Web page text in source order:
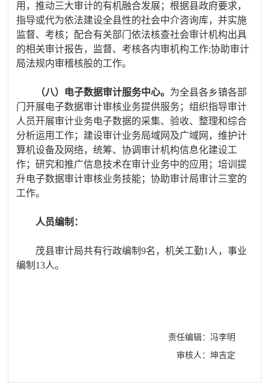
用，推动三大审计的有机融合发展；根据县政府要求，
指导或代为依法建设全县性的社会中介咨询库，并实施
监督、考核；配合有关部门依法核查社会审计机构出具
的相关审计报告，监督、考核各内审机构工作;协助审计
局法规内审稽核股的工作。
（八）电子数据审计服务中心。 为全县各乡镇各部
门开展电子数据审计审核业务提供服务；组织指导审计
人员开展审计业务电子数据的采集、验收、整理和综合
分析运用工作；建设审计业务局域网及广域网，维护计
算机设备及网络，统筹、协调审计机构信息化建设工
作；研究和推广信息技术在审计业务中的应用；培训提
升电子数据审计审核业务技能；协助审计局审计三室的
工作。
人员编制：
茂县审计局共有行政编制9名，机关工勤1人，事业
编制13人。
责任编辑：冯李明
审核人：坤吉定